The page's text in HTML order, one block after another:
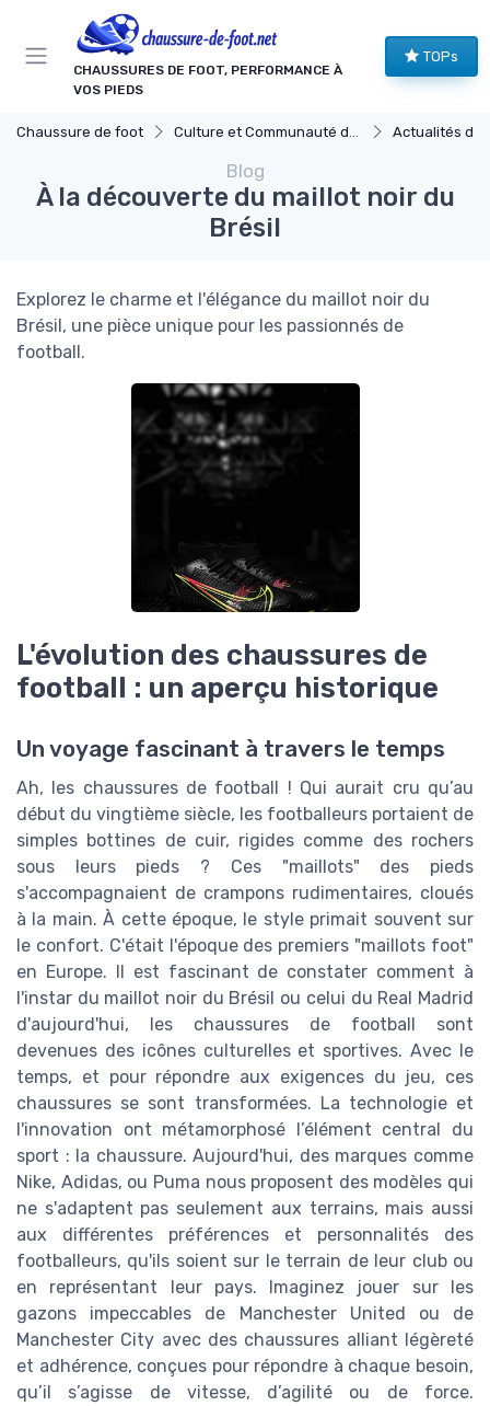
CHAUSSURES DE FOOT, PERFORMANCE À
VOS PIEDS
TOPs
Chaussure de foot Culture et Communauté du Football Actualités du
Blog
À la découverte du maillot noir du
Brésil
Explorez le charme et l'élégance du maillot noir du
Brésil, une pièce unique pour les passionnés de
football.
L'évolution des chaussures de
football : un aperçu historique
Un voyage fascinant à travers le temps
Ah, les chaussures de football ! Qui aurait cru qu’au
début du vingtième siècle, les footballeurs portaient de
simples bottines de cuir, rigides comme des rochers
sous leurs pieds ? Ces "maillots" des pieds
s'accompagnaient de crampons rudimentaires, cloués
à la main. À cette époque, le style primait souvent sur
le confort. C'était l'époque des premiers "maillots foot"
en Europe. Il est fascinant de constater comment à
l'instar du maillot noir du Brésil ou celui du Real Madrid
d'aujourd'hui, les chaussures de football sont
devenues des icônes culturelles et sportives. Avec le
temps, et pour répondre aux exigences du jeu, ces
chaussures se sont transformées. La technologie et
l'innovation ont métamorphosé l’élément central du
sport : la chaussure. Aujourd'hui, des marques comme
Nike, Adidas, ou Puma nous proposent des modèles qui
ne s'adaptent pas seulement aux terrains, mais aussi
aux différentes préférences et personnalités des
footballeurs, qu'ils soient sur le terrain de leur club ou
en représentant leur pays. Imaginez jouer sur les
gazons impeccables de Manchester United ou de
Manchester City avec des chaussures alliant légèreté
et adhérence, conçues pour répondre à chaque besoin,
qu’il s’agisse de vitesse, d’agilité ou de force.
Panneau de gestion des cookies